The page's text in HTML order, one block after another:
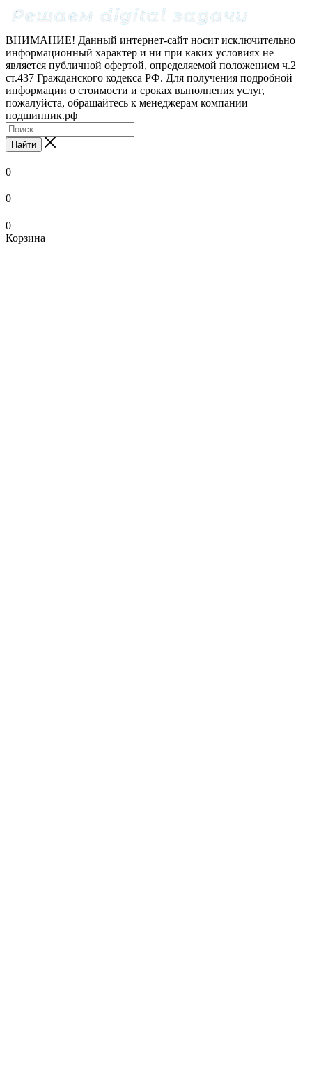
ВНИМАНИЕ! Данный интернет-сайт носит исключительно
информационный характер и ни при каких условиях не
является публичной офертой, определяемой положением ч.2
ст.437 Гражданского кодекса РФ. Для получения подробной
информации о стоимости и сроках выполнения услуг,
пожалуйста, обращайтесь к менеджерам компании
подшипник.рф
Найти
0
0
0
Корзина